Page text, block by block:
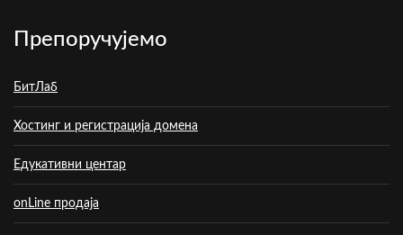
Препоручујемо
БитЛаб
Хостинг и регистрација домена
Едукативни центар
onLine продаја